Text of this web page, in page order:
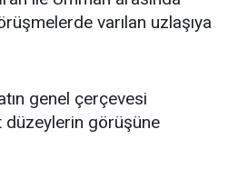
varılan uzlaşıya
genel çerçevesi
düzeylerin görüşüne